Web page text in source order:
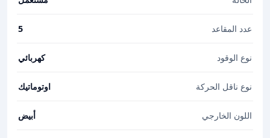
عدد المقاعد 5
نوع الوقود كهربائي
نوع ناقل الحركة اوتوماتيك
اللون الخارجي أبيض